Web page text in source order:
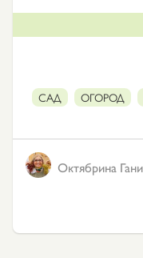
САД ОГОРОД
Октябрина